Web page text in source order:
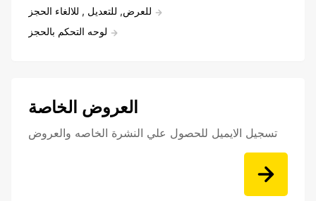
للعرض, للتعديل , للالغاء الحجز
لوحه التحكم بالحجز
العروض الخاصة
تسجيل الايميل للحصول علي النشرة الخاصه والعروض